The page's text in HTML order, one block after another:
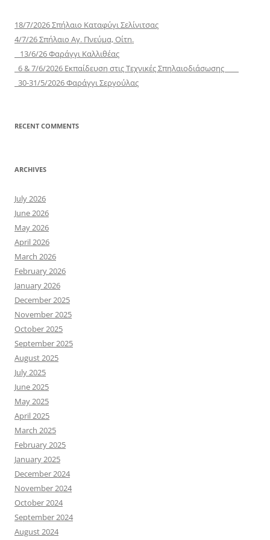
18/7/2026 Σπήλαιο Καταφύγι Σελίνιτσας
4/7/26 Σπήλαιο Αγ. Πνεύμα, Οίτη.
13/6/26 Φαράγγι Καλλιθέας
6 & 7/6/2026 Εκπαίδευση στις Τεχνικές Σπηλαιοδιάσωσης
30-31/5/2026 Φαράγγι Σεργούλας
RECENT COMMENTS
ARCHIVES
July 2026
June 2026
May 2026
April 2026
March 2026
February 2026
January 2026
December 2025
November 2025
October 2025
September 2025
August 2025
July 2025
June 2025
May 2025
April 2025
March 2025
February 2025
January 2025
December 2024
November 2024
October 2024
September 2024
August 2024